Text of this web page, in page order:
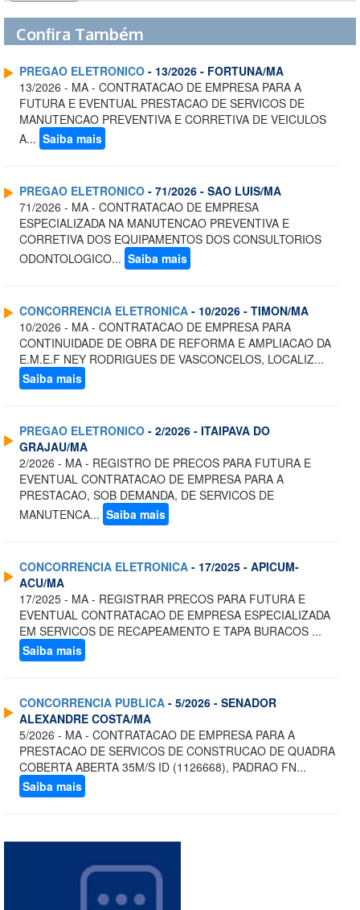
Confira Também
PREGAO ELETRONICO - 13/2026 - FORTUNA/MA
13/2026 - MA - CONTRATACAO DE EMPRESA PARA A
FUTURA E EVENTUAL PRESTACAO DE SERVICOS DE
MANUTENCAO PREVENTIVA E CORRETIVA DE VEICULOS
A... Saiba mais
PREGAO ELETRONICO - 71/2026 - SAO LUIS/MA
71/2026 - MA - CONTRATACAO DE EMPRESA
ESPECIALIZADA NA MANUTENCAO PREVENTIVA E
CORRETIVA DOS EQUIPAMENTOS DOS CONSULTORIOS
ODONTOLOGICO... Saiba mais
CONCORRENCIA ELETRONICA - 10/2026 - TIMON/MA
10/2026 - MA - CONTRATACAO DE EMPRESA PARA
CONTINUIDADE DE OBRA DE REFORMA E AMPLIACAO DA
E.M.E.F NEY RODRIGUES DE VASCONCELOS, LOCALIZ...
Saiba mais
PREGAO ELETRONICO - 2/2026 - ITAIPAVA DO
GRAJAU/MA
2/2026 - MA - REGISTRO DE PRECOS PARA FUTURA E
EVENTUAL CONTRATACAO DE EMPRESA PARA A
PRESTACAO, SOB DEMANDA, DE SERVICOS DE
MANUTENCA... Saiba mais
CONCORRENCIA ELETRONICA - 17/2025 - APICUM-
ACU/MA
17/2025 - MA - REGISTRAR PRECOS PARA FUTURA E
EVENTUAL CONTRATACAO DE EMPRESA ESPECIALIZADA
EM SERVICOS DE RECAPEAMENTO E TAPA BURACOS ...
Saiba mais
CONCORRENCIA PUBLICA - 5/2026 - SENADOR
ALEXANDRE COSTA/MA
5/2026 - MA - CONTRATACAO DE EMPRESA PARA A
PRESTACAO DE SERVICOS DE CONSTRUCAO DE QUADRA
COBERTA ABERTA 35M/S ID (1126668), PADRAO FN...
Saiba mais